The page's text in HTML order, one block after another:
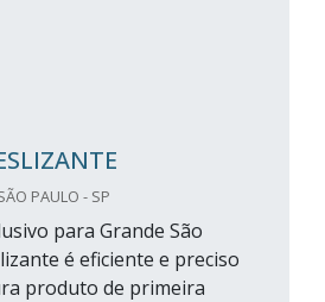
PAULO - SP
para Grande São
é eficiente e preciso
produto de primeira